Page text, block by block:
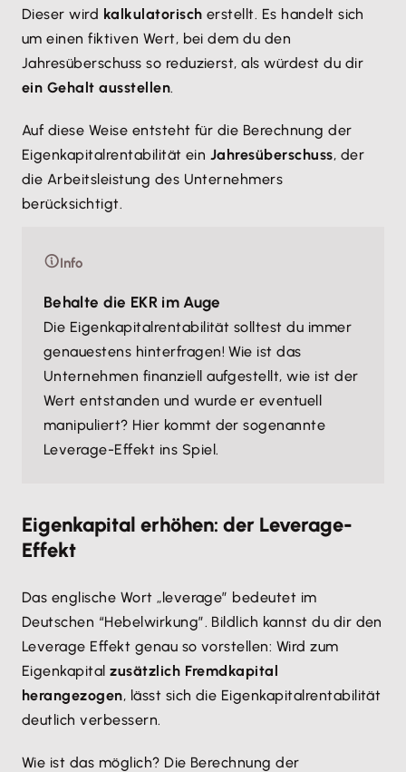
Dieser wird kalkulatorisch erstellt. Es handelt sich
um einen fiktiven Wert, bei dem du den
Jahresüberschuss so reduzierst, als würdest du dir
ein Gehalt ausstellen.
Auf diese Weise entsteht für die Berechnung der
Eigenkapitalrentabilität ein Jahresüberschuss, der
die Arbeitsleistung des Unternehmers
berücksichtigt.
Info
Behalte die EKR im Auge
Die Eigenkapitalrentabilität solltest du immer
genauestens hinterfragen! Wie ist das
Unternehmen finanziell aufgestellt, wie ist der
Wert entstanden und wurde er eventuell
manipuliert? Hier kommt der sogenannte
Leverage-Effekt ins Spiel.
Eigenkapital erhöhen: der Leverage-
Effekt
Das englische Wort „leverage” bedeutet im
Deutschen “Hebelwirkung”. Bildlich kannst du dir den
Leverage Effekt genau so vorstellen: Wird zum
Eigenkapitalzusätzlich Fremdkapital
herangezogen, lässt sich die Eigenkapitalrentabilität
deutlich verbessern.
Wie ist das möglich? Die Berechnung der